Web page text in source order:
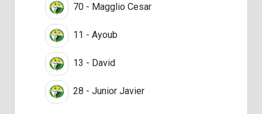
70 - Magglio Cesar
11 - Ayoub
13 - David
28 - Junior Javier